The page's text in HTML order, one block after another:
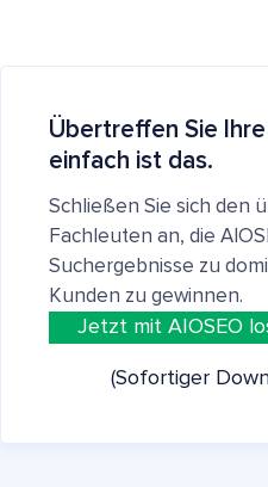
Übertreffen Sie
einfach ist das.
Schließen Sie sich den
Fachleuten an, die
Suchergebnisse zu
Kunden zu gewinnen.
Jetzt mit AIOSEO
(Sofortiger